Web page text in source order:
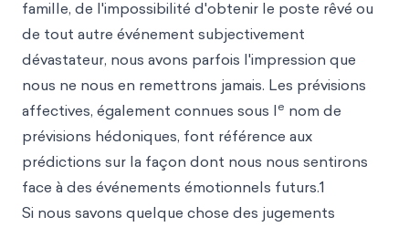
famille, de l'impossibilité d'obtenir le poste rêvé ou
de tout autre événement subjectivement
dévastateur, nous avons parfois l'impression que
nous ne nous en remettrons jamais. Les prévisions
affectives, également connues sous le nom de
prévisions hédoniques, font référence aux
prédictions sur la façon dont nous nous sentirons
face à des événements émotionnels futurs.1
Si nous savons quelque chose des jugements